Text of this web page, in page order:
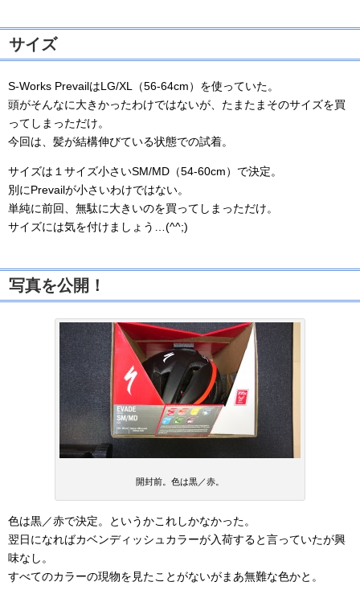
サイズ
S-Works PrevailはLG/XL（56-64cm）を使っていた。
頭がそんなに大きかったわけではないが、たまたまそのサイズを買
ってしまっただけ。
今回は、髪が結構伸びている状態での試着。
サイズは１サイズ小さいSM/MD（54-60cm）で決定。
別にPrevailが小さいわけではない。
単純に前回、無駄に大きいのを買ってしまっただけ。
サイズには気を付けましょう…(^^;)
写真を公開！
開封前。色は黒／赤。
色は黒／赤で決定。というかこれしかなかった。
翌日になればカベンディッシュカラーが入荷すると言っていたが興
味なし。
すべてのカラーの現物を見たことがないがまあ無難な色かと。